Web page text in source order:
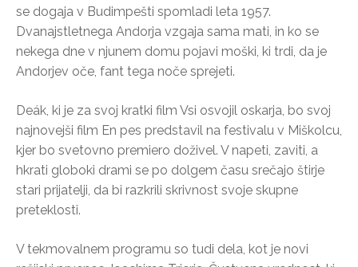
se dogaja v Budimpešti spomladi leta 1957.
Dvanajstletnega Andorja vzgaja sama mati, in ko se
nekega dne v njunem domu pojavi moški, ki trdi, da je
Andorjev oče, fant tega noče sprejeti.
Deák, ki je za svoj kratki film Vsi osvojil oskarja, bo svoj
najnovejši film En pes predstavil na festivalu v Miškolcu,
kjer bo svetovno premiero doživel. V napeti, zaviti, a
hkrati globoki drami se po dolgem času srečajo štirje
stari prijatelji, da bi razkrili skrivnost svoje skupne
preteklosti.
V tekmovalnem programu so tudi dela, kot je novi